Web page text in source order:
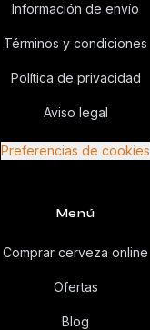
Información de envío
Términos y condiciones
Política de privacidad
Aviso legal
Preferencias de cookies
Menú
Comprar cerveza online
Ofertas
Blog